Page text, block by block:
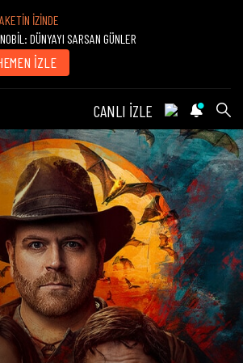
İZİNDE
DÜNYAYI SARSAN GÜNLER
İZLE
CANLI İZLE